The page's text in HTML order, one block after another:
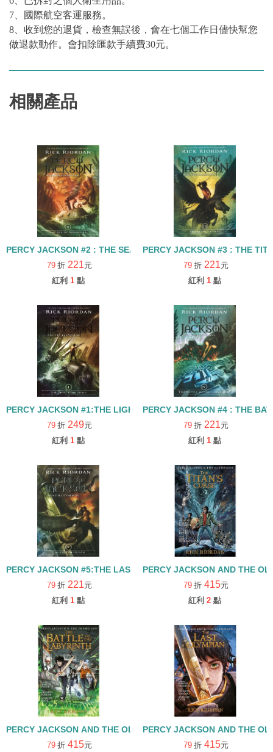
7、國際航空客運服務。
8、收到您的退貨，檢查無誤後，會在七個工作日儘快幫您
做退款動作。會扣除匯款手續費30元。
相關產品
PERCY JACKSON #2 : THE SEA OF MONSTERS
79 折 221元
紅利 1 點
PERCY
79 折 221元
紅利 1 點
PERCY JACKSON #1:THE LIGHTNING THIEF
79 折 249元
紅利 1 點
PERCY JACKSON #4 : THE
79 折 221元
紅利 1 點
PERCY JACKSON #5:THE LAST OLYMPIAN
79 折 221元
紅利 1 點
PERCY JACKSON AND THE
79 折 415元
紅利 2 點
PERCY JACKSON AND THE OLYMPIANS 04: THE BATTLE OF
79 折 415元
PERCY JACKSON AND THE
79 折 415元